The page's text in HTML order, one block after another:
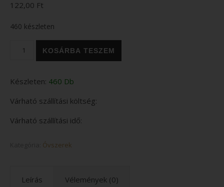
122,00 Ft
460 készleten
AMOR Thin poly-bag with 1,000 pieces mennyiség
KOSÁRBA TESZEM
Készleten: 460 Db
Várható szállítási költség:
Várható szállítási idő:
Óvszerek
Leírás Vélemények (0)